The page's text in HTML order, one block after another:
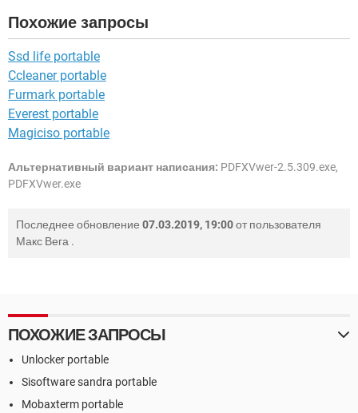
Похожие запросы
Ssd life portable
Ccleaner portable
Furmark portable
Everest portable
Magiciso portable
Альтернативный вариант написания: PDFXVwer-2.5.309.exe,
PDFXVwer.exe
Последнее обновление 07.03.2019, 19:00от пользователя
Макс Вега .
ПОХОЖИЕ ЗАПРОСЫ
Unlocker portable
Sisoftware sandra portable
Mobaxterm portable